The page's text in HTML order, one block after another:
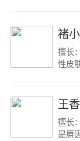
褚
擅长
性皮
王
擅长
是原